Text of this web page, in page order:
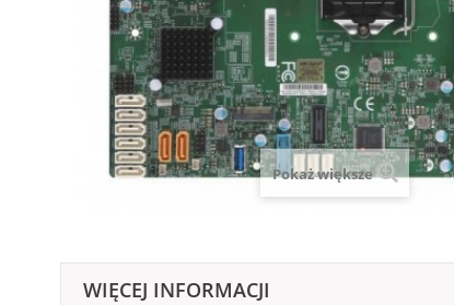
Pokaż większe
WIĘCEJ INFORMACJI